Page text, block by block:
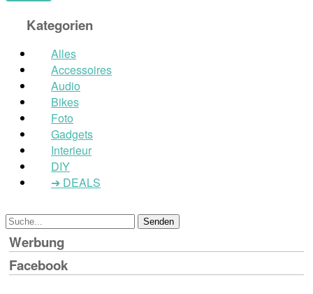
Kategorien
Alles
Accessoires
Audio
Bikes
Foto
Gadgets
Interieur
DIY
➔ DEALS
Werbung
Facebook